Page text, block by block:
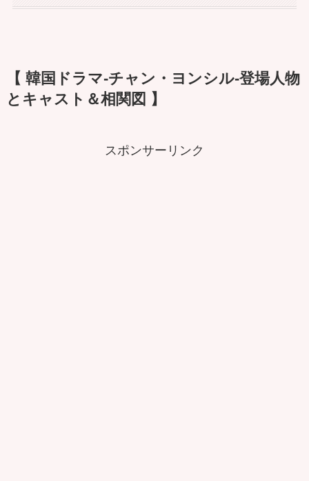
【 韓国ドラマ-チャン・ヨンシル-登場人物
とキャスト＆相関図 】
スポンサーリンク